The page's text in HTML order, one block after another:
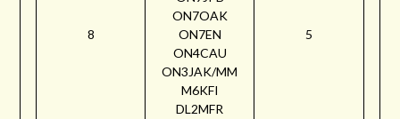
8
ON7OAK
ON7EN
ON4CAU
ON3JAK/MM
M6KFI
DL2MFR
5